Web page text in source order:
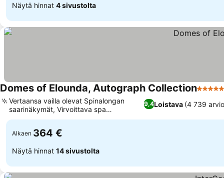
Näytä hinnat 4 sivustolta
Domes of Elounda, Autograph Collection5
9,4Loistava (4 739
Vertaansa vailla olevat Spinalongan
saarinäkymät, Virvoittava spa
merivesialtaalla
Alkaen 364 €
Näytä hinnat 14 sivustolta